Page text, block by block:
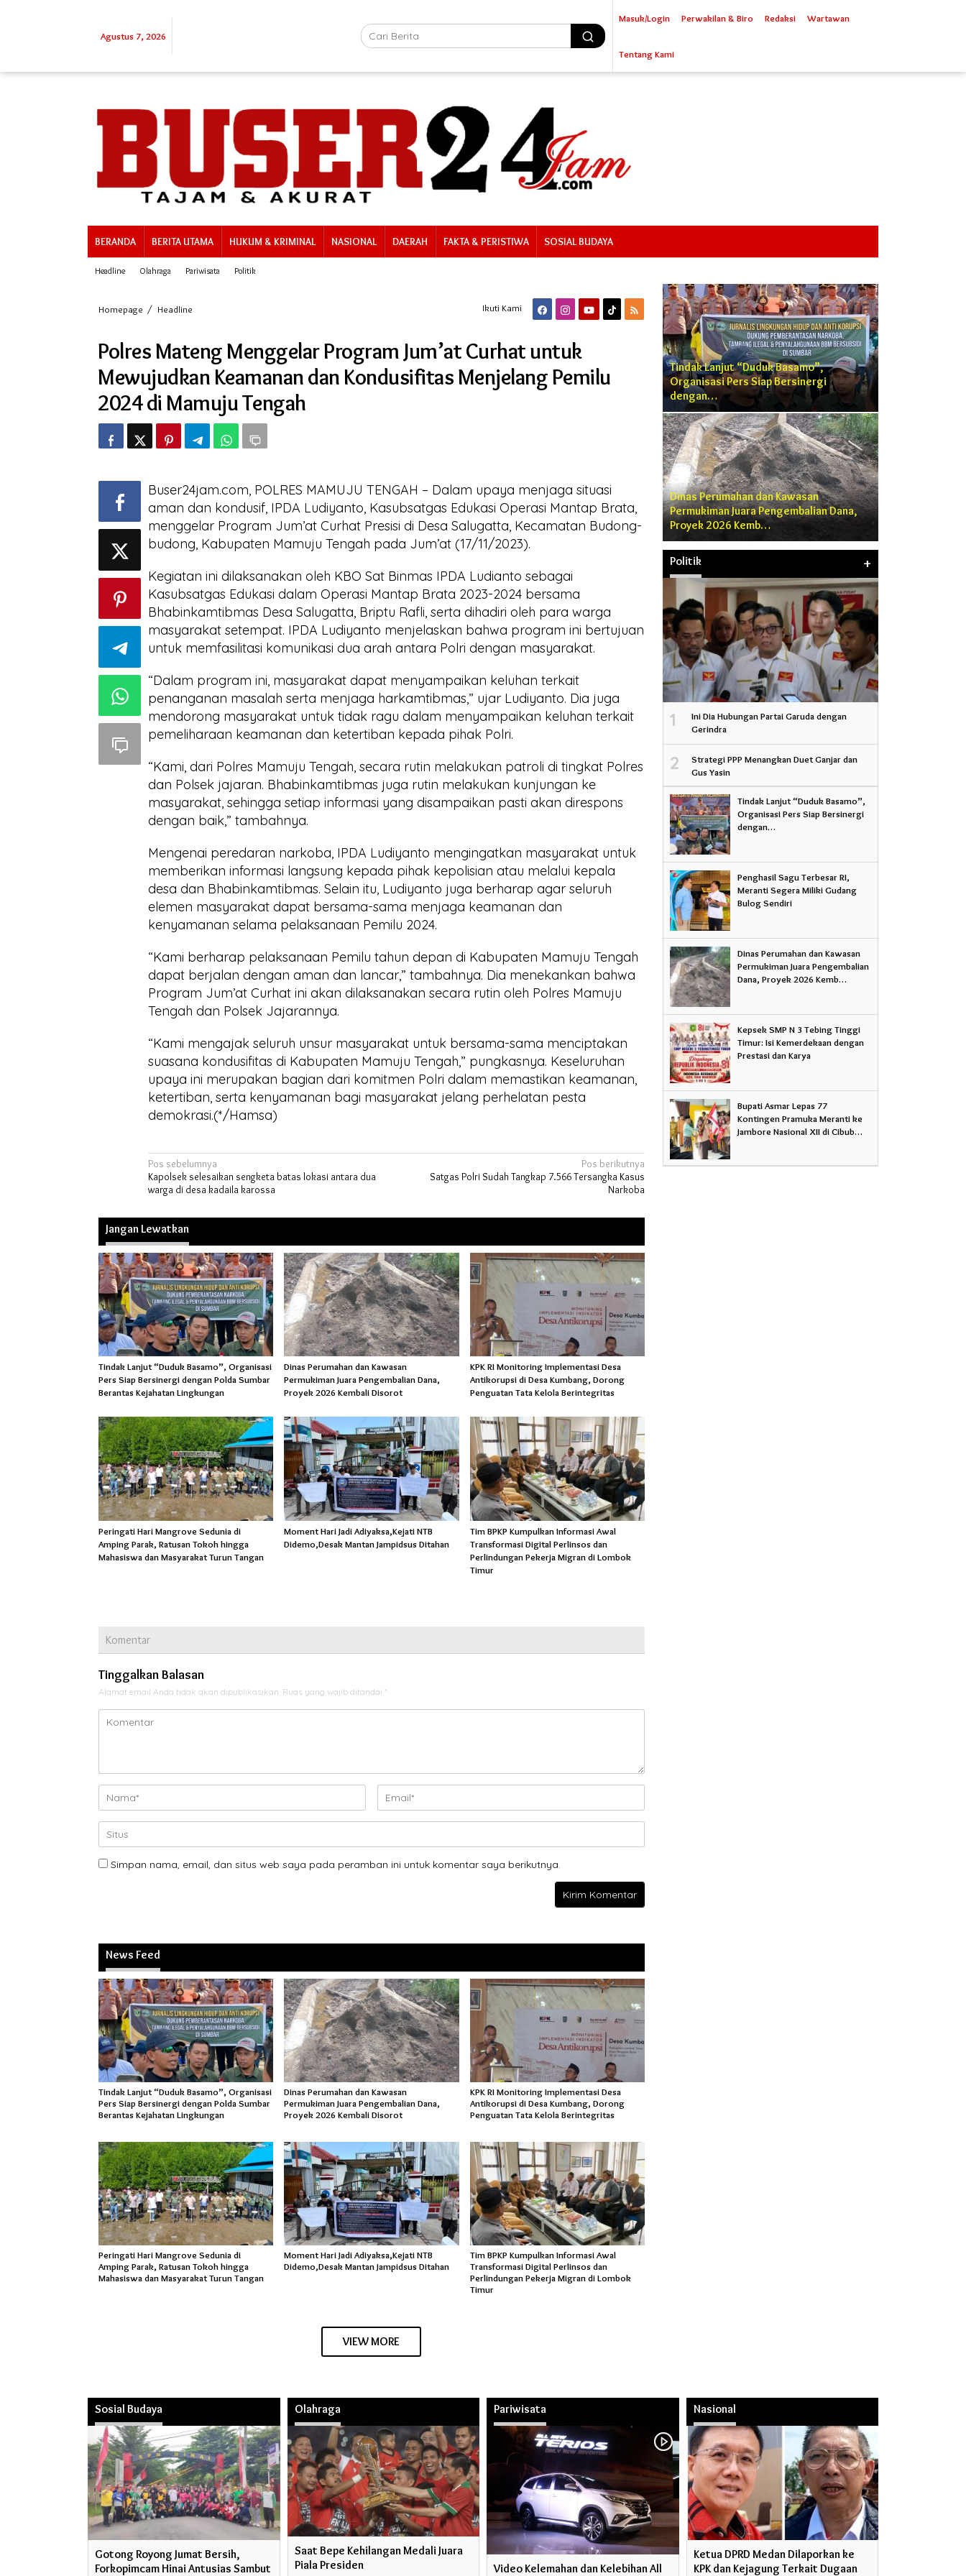
Agustus 7, 2026
Masuk/Login Perwakilan & Biro Redaksi Wartawan
Tentang Kami
BERANDA BERITA UTAMA HUKUM & KRIMINAL NASIONAL DAERAH FAKTA & PERISTIWA SOSIAL BUDAYA
Headline Olahraga Pariwisata Politik
Homepage / Headline
Program
Jum'at
Curhat
untuk
Mewujudkan
Keamanan
dan
Kondusifitas
Menjelang
di
Mamuju
Tengah
Ikuti Kami
Polres Mateng Menggelar Program Jum’at Curhat untuk
Mewujudkan Keamanan dan Kondusifitas Menjelang Pemilu
2024 di Mamuju Tengah
Buser24jam.com, POLRES MAMUJU TENGAH – Dalam upaya menjaga situasi
aman dan kondusif, IPDA Ludiyanto, Kasubsatgas Edukasi Operasi Mantap Brata,
menggelar Program Jum’at Curhat Presisi di Desa Salugatta, Kecamatan Budong-
budong, Kabupaten Mamuju Tengah pada Jum’at (17/11/2023).
Kegiatan ini dilaksanakan oleh KBO Sat Binmas IPDA Ludianto sebagai
Kasubsatgas Edukasi dalam Operasi Mantap Brata 2023-2024 bersama
Bhabinkamtibmas Desa Salugatta, Briptu Rafli, serta dihadiri oleh para warga
masyarakat setempat. IPDA Ludiyanto menjelaskan bahwa program ini bertujuan
untuk memfasilitasi komunikasi dua arah antara Polri dengan masyarakat.
“Dalam program ini, masyarakat dapat menyampaikan keluhan terkait
penanganan masalah serta menjaga harkamtibmas,” ujar Ludiyanto. Dia juga
mendorong masyarakat untuk tidak ragu dalam menyampaikan keluhan terkait
pemeliharaan keamanan dan ketertiban kepada pihak Polri.
“Kami, dari Polres Mamuju Tengah, secara rutin melakukan patroli di tingkat Polres
dan Polsek jajaran. Bhabinkamtibmas juga rutin melakukan kunjungan ke
masyarakat, sehingga setiap informasi yang disampaikan pasti akan direspons
dengan baik,” tambahnya.
Mengenai peredaran narkoba, IPDA Ludiyanto mengingatkan masyarakat untuk
memberikan informasi langsung kepada pihak kepolisian atau melalui kepala
desa dan Bhabinkamtibmas. Selain itu, Ludiyanto juga berharap agar seluruh
elemen masyarakat dapat bersama-sama menjaga keamanan dan
kenyamanan selama pelaksanaan Pemilu 2024.
“Kami berharap pelaksanaan Pemilu tahun depan di Kabupaten Mamuju Tengah
dapat berjalan dengan aman dan lancar,” tambahnya. Dia menekankan bahwa
Program Jum’at Curhat ini akan dilaksanakan secara rutin oleh Polres Mamuju
Tengah dan Polsek Jajarannya.
“Kami mengajak seluruh unsur masyarakat untuk bersama-sama menciptakan
suasana kondusifitas di Kabupaten Mamuju Tengah,” pungkasnya. Keseluruhan
upaya ini merupakan bagian dari komitmen Polri dalam memastikan keamanan,
ketertiban, serta kenyamanan bagi masyarakat jelang perhelatan pesta
demokrasi.(*/Hamsa)
Navigasi
pos
Pos sebelumnya
Kapolsek selesaikan sengketa batas lokasi antara dua
warga di desa kadaila karossa
Pos berikutnya
Satgas Polri Sudah Tangkap 7.566 Tersangka Kasus
Narkoba
Jangan Lewatkan
Tindak Lanjut “Duduk Basamo”, Organisasi
Pers Siap Bersinergi dengan Polda Sumbar
Berantas Kejahatan Lingkungan
Dinas Perumahan dan Kawasan
Permukiman Juara Pengembalian Dana,
Proyek 2026 Kembali Disorot
KPK RI Monitoring Implementasi Desa
Antikorupsi di Desa Kumbang, Dorong
Penguatan Tata Kelola Berintegritas
Peringati Hari Mangrove Sedunia di
Amping Parak, Ratusan Tokoh hingga
Mahasiswa dan Masyarakat Turun Tangan
Moment Hari Jadi Adiyaksa,Kejati NTB
Didemo,Desak Mantan Jampidsus Ditahan
Tim BPKP Kumpulkan Informasi Awal
Transformasi Digital Perlinsos dan
Perlindungan Pekerja Migran di Lombok
Timur
Komentar
Tinggalkan Balasan
Alamat email Anda tidak akan dipublikasikan. Ruas yang wajib ditandai *
Simpan nama, email, dan situs web saya pada peramban ini untuk komentar saya berikutnya.
News Feed
Tindak Lanjut “Duduk Basamo”, Organisasi
Pers Siap Bersinergi dengan Polda Sumbar
Berantas Kejahatan Lingkungan
Dinas Perumahan dan Kawasan
Permukiman Juara Pengembalian Dana,
Proyek 2026 Kembali Disorot
KPK RI Monitoring Implementasi Desa
Antikorupsi di Desa Kumbang, Dorong
Penguatan Tata Kelola Berintegritas
Peringati Hari Mangrove Sedunia di
Amping Parak, Ratusan Tokoh hingga
Mahasiswa dan Masyarakat Turun Tangan
Moment Hari Jadi Adiyaksa,Kejati NTB
Didemo,Desak Mantan Jampidsus Ditahan
Tim BPKP Kumpulkan Informasi Awal
Transformasi Digital Perlinsos dan
Perlindungan Pekerja Migran di Lombok
Timur
VIEW MORE
Tindak Lanjut “Duduk Basamo”,
Organisasi Pers Siap Bersinergi
dengan…
Dinas Perumahan dan Kawasan
Permukiman Juara Pengembalian Dana,
Proyek 2026 Kemb…
Politik +
1
Ini Dia Hubungan Partai Garuda dengan
Gerindra
2
Strategi PPP Menangkan Duet Ganjar dan
Gus Yasin
Tindak Lanjut “Duduk Basamo”,
Organisasi Pers Siap Bersinergi
dengan…
Penghasil Sagu Terbesar RI,
Meranti Segera Miliki Gudang
Bulog Sendiri
Dinas Perumahan dan Kawasan
Permukiman Juara Pengembalian
Dana, Proyek 2026 Kemb…
Kepsek SMP N 3 Tebing Tinggi
Timur: Isi Kemerdekaan dengan
Prestasi dan Karya
Bupati Asmar Lepas 77
Kontingen Pramuka Meranti ke
Jambore Nasional XII di Cibub…
Sosial Budaya
Gotong Royong Jumat Bersih,
Forkopimcam Hinai Antusias Sambut
Olahraga
Saat Bepe Kehilangan Medali Juara
Piala Presiden
Pariwisata
Video Kelemahan dan Kelebihan All
Nasional
Ketua DPRD Medan Dilaporkan ke
KPK dan Kejagung Terkait Dugaan